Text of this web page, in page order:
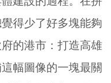
得少了好多塊能夠
的港市：打造高雄
幅圖像的一塊最關